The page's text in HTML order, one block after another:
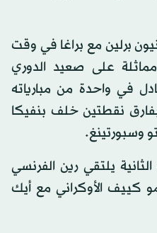
برلين مع براغا في وقت
على صعيد الدوري
في واحدة من مبارياته
بفارق نقطتين خلف بنفيكا
وسبورتينغ.
يلتقي رين الفرنسي
كييف الأوكراني مع أيك